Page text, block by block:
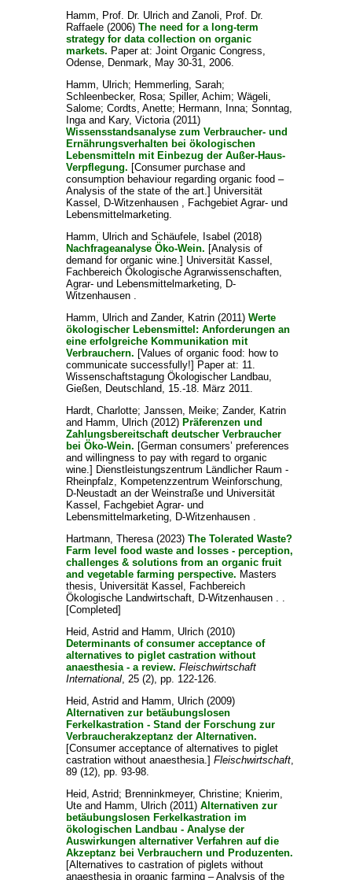
Hamm, Prof. Dr. Ulrichand Zanoli, Prof. Dr.
Raffaele(2006) The need for a long-term
strategy for data collection on organic
markets. Paper at: Joint Organic Congress,
Odense, Denmark, May 30-31, 2006.
Hamm, Ulrich; Hemmerling, Sarah;
Schleenbecker, Rosa; Spiller, Achim; Wägeli,
Salome; Cordts, Anette; Hermann, Inna; Sonntag,
Ingaand Kary, Victoria(2011)
Wissensstandsanalyse zum Verbraucher- und
Ernährungsverhalten bei ökologischen
Lebensmitteln mit Einbezug der Außer-Haus-
Verpflegung. [Consumer purchase and
consumption behaviour regarding organic food –
Analysis of the state of the art.] Universität
Kassel, D-Witzenhausen , Fachgebiet Agrar- und
Lebensmittelmarketing.
Hamm, Ulrichand Schäufele, Isabel (2018)
Nachfrageanalyse Öko-Wein. [Analysis of
demand for organic wine.] Universität Kassel,
Fachbereich Ökologische Agrarwissenschaften,
Agrar- und Lebensmittelmarketing, D-
Witzenhausen .
Hamm, Ulrichand Zander, Katrin(2011) Werte
ökologischer Lebensmittel: Anforderungen an
eine erfolgreiche Kommunikation mit
Verbrauchern. [Values of organic food: how to
communicate successfully!] Paper at: 11.
Wissenschaftstagung Ökologischer Landbau,
Gießen, Deutschland, 15.-18. März 2011.
Hardt, Charlotte; Janssen, Meike; Zander, Katrin
and Hamm, Ulrich(2012) Präferenzen und
Zahlungsbereitschaft deutscher Verbraucher
bei Öko-Wein. [German consumers’ preferences
and willingness to pay with regard to organic
wine.] Dienstleistungszentrum Ländlicher Raum -
Rheinpfalz, Kompetenzzentrum Weinforschung,
D-Neustadt an der Weinstraße und Universität
Kassel, Fachgebiet Agrar- und
Lebensmittelmarketing, D-Witzenhausen .
Hartmann, Theresa(2023) The Tolerated Waste?
Farm level food waste and losses - perception,
challenges & solutions from an organic fruit
and vegetable farming perspective. Masters
thesis, Universität Kassel, Fachbereich
Ökologische Landwirtschaft, D-Witzenhausen . .
[Completed]
Heid, Astrid and Hamm, Ulrich(2010)
Determinants of consumer acceptance of
alternatives to piglet castration without
anaesthesia - a review. Fleischwirtschaft
International, 25 (2), pp. 122-126.
Heid, Astrid and Hamm, Ulrich(2009)
Alternativen zur betäubungslosen
Ferkelkastration - Stand der Forschung zur
Verbraucherakzeptanz der Alternativen.
[Consumer acceptance of alternatives to piglet
castration without anaesthesia.] Fleischwirtschaft,
89 (12), pp. 93-98.
Heid, Astrid; Brenninkmeyer, Christine; Knierim,
Uteand Hamm, Ulrich(2011) Alternativen zur
betäubungslosen Ferkelkastration im
ökologischen Landbau - Analyse der
Auswirkungen alternativer Verfahren auf die
Akzeptanz bei Verbrauchern und Produzenten.
[Alternatives to castration of piglets without
anaesthesia in organic farming – Analysis of the